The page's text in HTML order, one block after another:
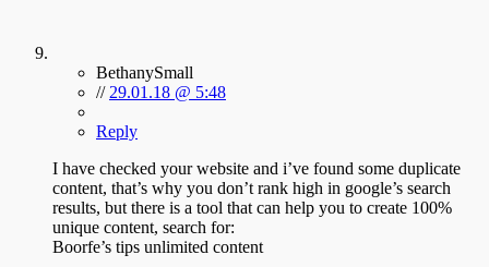
BethanySmall
// 29.01.18 @ 5:48
Reply
I have checked your website and i’ve found some duplicate
content, that’s why you don’t rank high in google’s search
results, but there is a tool that can help you to create 100%
unique content, search for:
Boorfe’s tips unlimited content